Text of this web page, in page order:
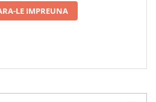
LE IMPREUNA